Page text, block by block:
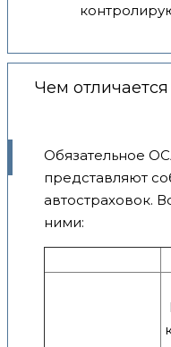
Чем
Обязательное
представляют
автостраховок.
ними: